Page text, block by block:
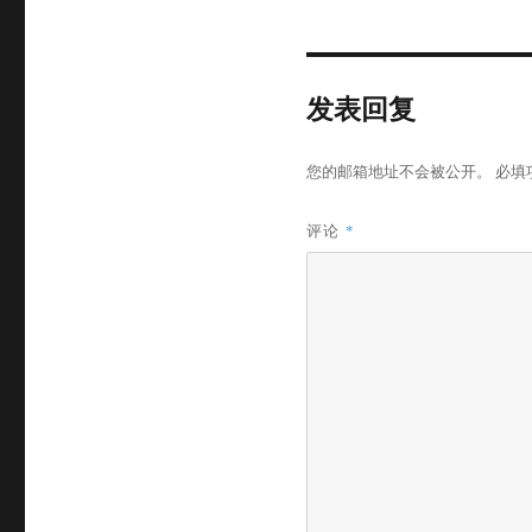
发表回复
您的邮箱地址不会被公开。 必填
评论 *